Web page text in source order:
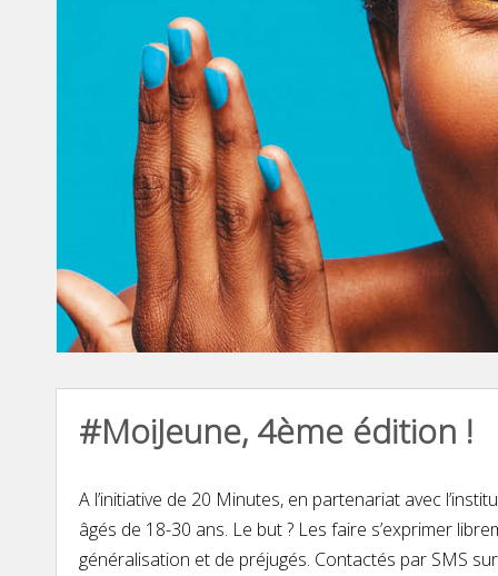
#MoiJeune, 4ème édition !
A l’initiative de 20 Minutes, en partenariat avec
âgés de 18-30 ans. Le but ? Les faire s’exprimer
généralisation et de préjugés. Contactés par SMS